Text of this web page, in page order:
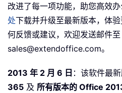
改进了每一项功能，助您高效
处下载并升级至最新版本，体
何反馈或建议，欢迎发送邮件至
sales@extendoffice.com。
2013 年 2 月 6 日 ：该软件最
365 及 所有版本的 Office